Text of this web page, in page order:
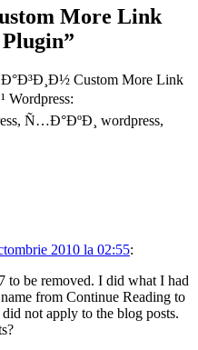
More Link
”
Custom More Link
Wordpress:
Ñ…Ð°ÐºÐ¸ wordpress,
2010 la 02:55:
to be removed. I did what I had
from Continue Reading to
not apply to the blog posts.